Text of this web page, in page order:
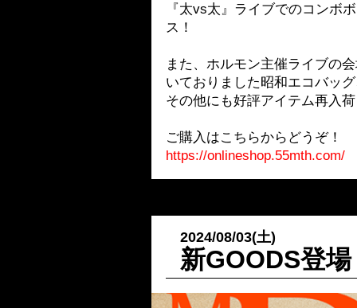
『太vs太』ライブでのコンボ
ス！
また、ホルモン主催ライブの
いておりました昭和エコバッ
その他にも好評アイテム再入
ご購入はこちらからどうぞ！
https://onlineshop.55mth.com/
2024/08/03(土)
新GOODS登